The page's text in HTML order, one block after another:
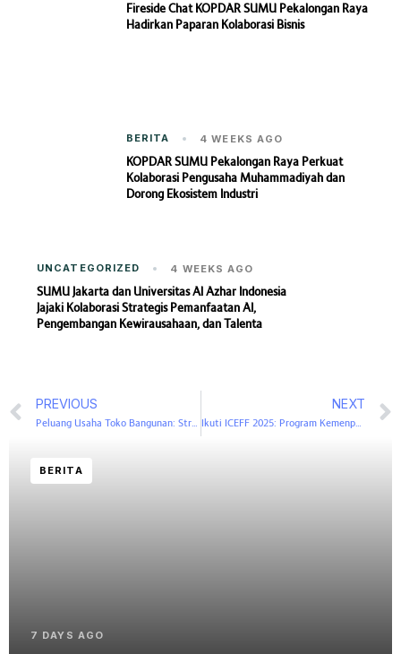
Fireside Chat KOPDAR SUMU Pekalongan Raya
Hadirkan Paparan Kolaborasi Bisnis
BERITA 4 WEEKS AGO
KOPDAR SUMU Pekalongan Raya Perkuat
Kolaborasi Pengusaha Muhammadiyah dan
Dorong Ekosistem Industri
UNCATEGORIZED 4 WEEKS AGO
SUMU Jakarta dan Universitas Al Azhar Indonesia
Jajaki Kolaborasi Strategis Pemanfaatan AI,
Pengembangan Kewirausahaan, dan Talenta
PREVIOUS
Peluang Usaha Toko Bangunan: Strategi, Modal Awal, dan Tips Agar Cepat Balik Modal
NEXT
Ikuti ICEFF 2025: Program Kemenparekraf untuk Mengembangkan Ekonomi Kreatif Berbasis Syariah
BERITA
7 DAYS AGO